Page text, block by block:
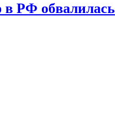
РФ обвалилась